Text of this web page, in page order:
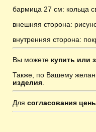
бармица 27 см: кольца
внешняя сторона:
внутренняя сторона:
Вы можете купить или
Также, по Вашему
изделия
Для согласования